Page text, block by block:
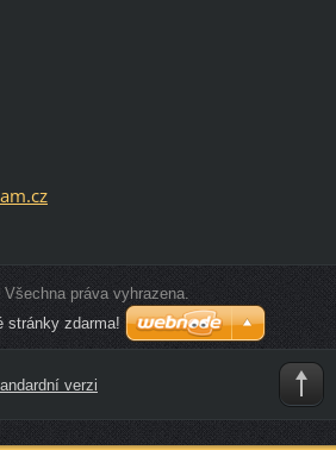
práva vyhrazena.
stránky zdarma!
verzi